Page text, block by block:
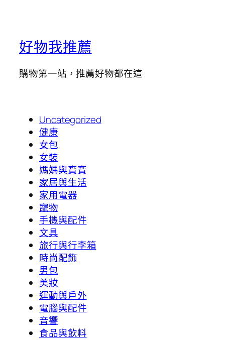
好物我推薦
購物第一站，推薦好物都在這
Uncategorized
健康
女包
女裝
媽媽與寶寶
家居與生活
家用電器
寵物
手機與配件
文具
旅行與行李箱
時尚配飾
男包
美妝
運動與戶外
電腦與配件
音響
食品與飲料